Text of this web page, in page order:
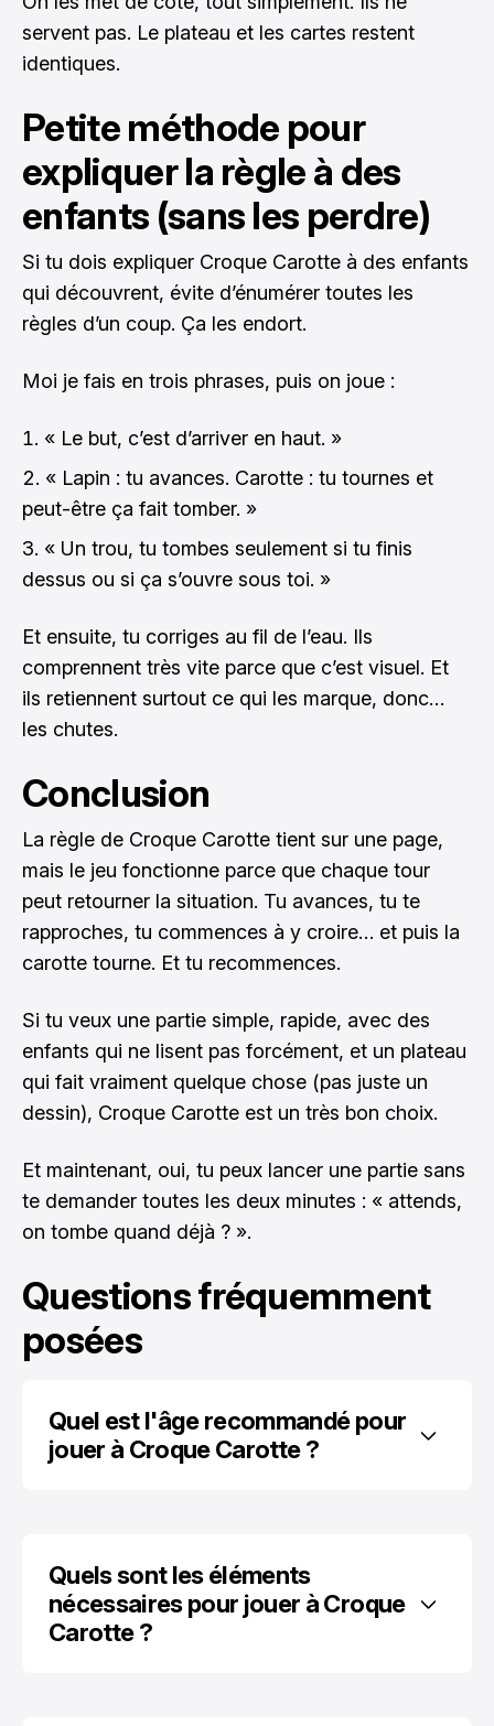
servent pas. Le plateau et les cartes restent
identiques.
Petite méthode pour
expliquer la règle à des
enfants (sans les perdre)
Si tu dois expliquer Croque Carotte à des enfants
qui découvrent, évite d’énumérer toutes les
règles d’un coup. Ça les endort.
Moi je fais en trois phrases, puis on joue :
« Le but, c’est d’arriver en haut. »
« Lapin : tu avances. Carotte : tu tournes et
peut-être ça fait tomber. »
« Un trou, tu tombes seulement si tu finis
dessus ou si ça s’ouvre sous toi. »
Et ensuite, tu corriges au fil de l’eau. Ils
comprennent très vite parce que c’est visuel. Et
ils retiennent surtout ce qui les marque, donc…
les chutes.
Conclusion
La règle de Croque Carotte tient sur une page,
mais le jeu fonctionne parce que chaque tour
peut retourner la situation. Tu avances, tu te
rapproches, tu commences à y croire… et puis la
carotte tourne. Et tu recommences.
Si tu veux une partie simple, rapide, avec des
enfants qui ne lisent pas forcément, et un plateau
qui fait vraiment quelque chose (pas juste un
dessin), Croque Carotte est un très bon choix.
Et maintenant, oui, tu peux lancer une partie sans
te demander toutes les deux minutes : « attends,
on tombe quand déjà ? ».
Questions fréquemment
posées
Quel est l'âge recommandé pour
jouer à Croque Carotte ?
Quels sont les éléments
nécessaires pour jouer à Croque
Carotte ?